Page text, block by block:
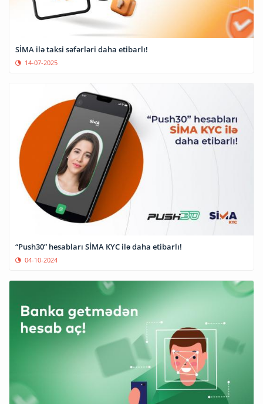
SİMA ilə taksi səfərləri daha etibarlı!
14-07-2025
“Push30” hesabları SİMA KYC ilə daha etibarlı!
04-10-2024